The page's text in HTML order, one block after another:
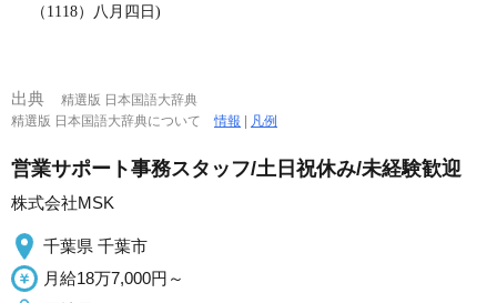
（1118）八月四日)
出典
精選版 日本国語大辞典
精選版 日本国語大辞典について情報 | 凡例
営業サポート事務スタッフ/土日祝休み/未経験歓迎
株式会社MSK
千葉県 千葉市
月給18万7,000円～